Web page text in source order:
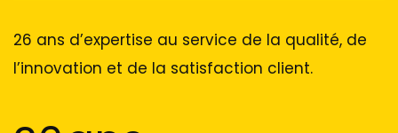
26 ans d’expertise au service de la qualité, de
l’innovation et de la satisfaction client.